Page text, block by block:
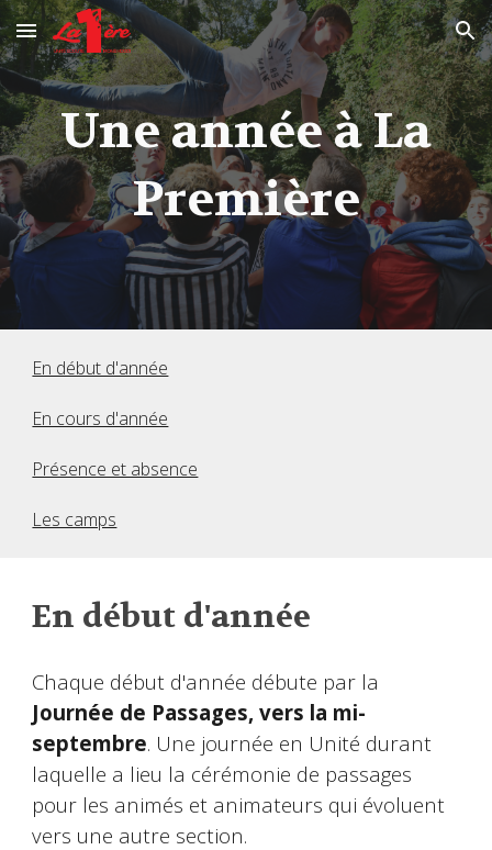
Skip to main content Skip to navigation
Une année à La
Première
En début d'année
En cours d'année
Présence et absence
Les camps
En début d'année
Chaque début d'année débute par la
Journée de Passages, vers la mi-
septembre. Une journée en Unité durant
laquelle a lieu la cérémonie de passages
pour les animés et animateurs qui évoluent
vers une autre section.